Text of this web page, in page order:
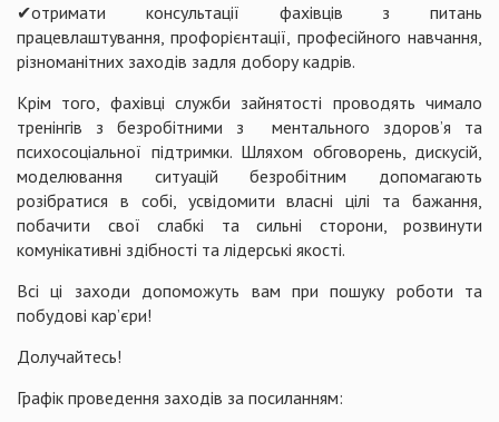
✔отримати консультації фахівців з питань
працевлаштування, профорієнтації, професійного навчання,
різноманітних заходів задля добору кадрів.
Крім того, фахівці служби зайнятості проводять чимало
тренінгів з безробітними з ментального здоров’я та
психосоціальної підтримки. Шляхом обговорень, дискусій,
моделювання ситуацій безробітним допомагають
розібратися в собі, усвідомити власні цілі та бажання,
побачити свої слабкі та сильні сторони, розвинути
комунікативні здібності та лідерські якості.
Всі ці заходи допоможуть вам при пошуку роботи та
побудові кар’єри!
Долучайтесь!
Графік проведення заходів за посиланням: